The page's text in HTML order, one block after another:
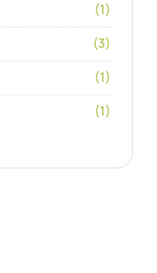
(1)
(3)
(1)
(1)